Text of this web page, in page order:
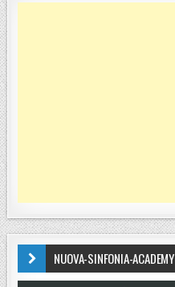
NUOVA-SINFONIA-ACADEMY